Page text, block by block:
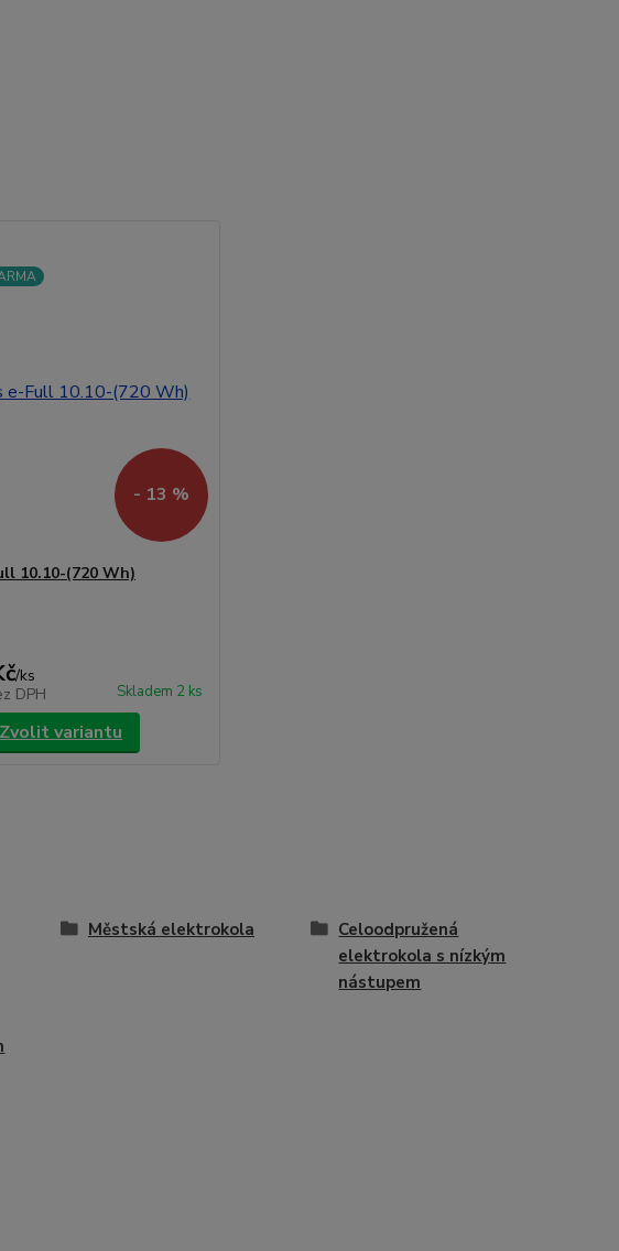
- 13 %
10.10-(720 Wh)
/ks
DPH Skladem 2 ks
Zvolit variantu
Městská elektrokola
Celoodpružená
elektrokola s nízkým
nástupem